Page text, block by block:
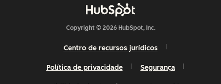
Copyright © 2026 HubSpot, Inc.
Centro de recursos jurídicos
Política de privacidade Segurança